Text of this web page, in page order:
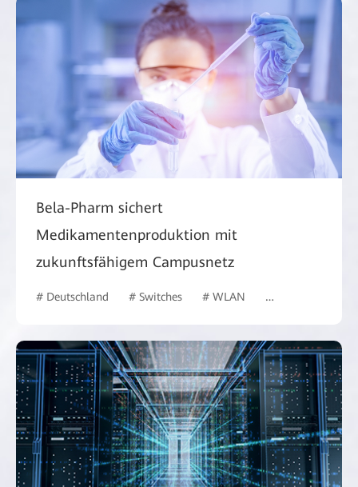
Bela-Pharm sichert
Medikamentenproduktion mit
zukunftsfähigem Campusnetz
# Deutschland # Switches # WLAN #